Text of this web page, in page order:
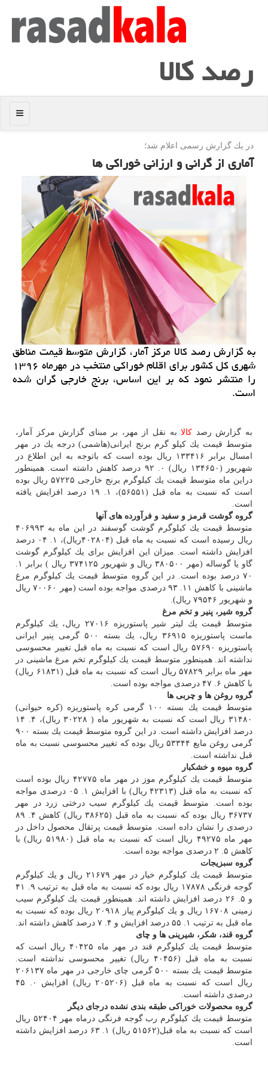
رصد كالا
منو
در یك گزارش رسمی اعلام شد؛
آماری از گرانی و ارزانی خوراكی ها
به گزارش رصد كالا مركز آمار، گزارش متوسط قیمت مناطق
شهری كل كشور برای اقلام خوراكی منتخب در مهرماه ۱۳۹۶
را منتشر نمود كه بر این اساس، برنج خارجی گران شده
است.
به گزارش رصد كالابه نقل از مهر، بر مبنای گزارش مركز آمار،
متوسط قیمت یك كیلو گرم برنج ایرانی(هاشمی) درجه یك در مهر
امسال برابر ۱۳۳۴۱۶ ریال بوده است كه باتوجه به این اطلاع در
شهریور (۱۳۴۶۵۰ ریال) ۰. ۹۲ درصد كاهش داشته است. همینطور
دراین ماه متوسط قیمت یك كیلوگرم برنج خارجی ۵۷۲۲۵ ریال بوده
است كه نسبت به ماه قبل (۵۶۵۵۱)، ۱. ۱۹ درصد افزایش یافته
است.
گروه گوشت قرمز و سفید و فرآورده های آنها
متوسط قیمت یك كیلوگرم گوشت گوسفند در این ماه به ۴۰۶۹۹۳
ریال رسیده است كه نسبت به ماه قبل (۴۰۲۸۰۴ریال)، ۱. ۰۴ درصد
افزایش داشته است. میزان این افزایش برای یك كیلوگرم گوشت
گاو یا گوساله (مهر ۳۸۰۵۰۰ ریال و شهریور ۳۷۴۱۲۵ ریال ) برابر ۱.
۷۰ درصد بوده است. در این گروه متوسط قیمت یك كیلوگرم مرغ
ماشینی با كاهش ۱۱. ۹۳ درصدی مواجه بوده است (مهر ۷۰۰۶۰ ریال
و شهریور ۷۹۵۴۶ ریال).
گروه شیر، پنیر و تخم مرغ
متوسط قیمت یك لیتر شیر پاستوریزه ۲۷۰۱۶ ریال، یك كیلوگرم
ماست پاستوریزه ۳۶۹۱۵ ریال، یك بسته ۵۰۰ گرمی پنیر ایرانی
پاستوریزه ۵۷۶۹۰ ریال است كه نسبت به ماه قبل تغییر محسوسی
نداشته اند. همینطور متوسط قیمت یك كیلوگرم تخم مرغ ماشینی در
مهر ماه برابر ۵۷۸۲۹ ریال است كه نسبت به ماه قبل (۶۱۸۳۱ ریال)
با كاهش ۶. ۴۷ درصدی مواجه بوده است.
گروه روغن ها و چربی ها
متوسط قیمت یك بسته ۱۰۰ گرمی كره پاستوریزه (كره حیوانی)
۳۱۴۸۰ ریال است كه نسبت به شهریور ماه ( ۳۰۲۲۸ ریال)، ۴. ۱۴
درصد افزایش داشته است. در این گروه متوسط قیمت یك بسته ۹۰۰
گرمی روغن مایع ۵۳۳۴۴ ریال بوده كه تغییر محسوسی نسبت به ماه
قبل نداشته است.
گروه میوه و خشكبار
متوسط قیمت یك كیلوگرم موز در مهر ماه ۴۲۷۷۵ ریال بوده است
كه نسبت به ماه قبل (۴۲۳۱۳ ریال) با افزایش ۱. ۰۵ درصدی مواجه
بوده است. متوسط قیمت یك كیلوگرم سیب درختی زرد در مهر
۳۶۷۳۷ ریال بوده كه نسبت به ماه قبل (۳۸۶۲۵ ریال) كاهش ۴. ۸۹
درصدی را نشان داده است. متوسط قیمت پرتقال محصول داخل در
مهر ماه ۴۹۲۷۵ ریال است كه نسبت به ماه قبل (۵۱۹۸۰ ریال) با
كاهش ۵. ۲ درصدی مواجه بوده است.
گروه سبزیجات
متوسط قیمت یك كیلوگرم خیار در مهر ۲۱۶۷۹ ریال و یك كیلوگرم
گوجه فرنگی ۱۷۸۷۸ ریال بوده كه نسبت به ماه قبل به ترتیب ۹. ۴۱
و ۵. ۲۶ درصد افزایش داشته اند. همینطور قیمت یك كیلوگرم سیب
زمینی ۱۶۷۰۸ ریال و یك كیلوگرم پیاز ۲۰۹۱۸ ریال بوده كه نسبت به
ماه قبل به ترتیب ۱. ۵۵ درصد افزایش و ۴. ۷ درصد كاهش داشته اند.
گروه قند، شكر، شیرینی ها و چای
متوسط قیمت یك كیلوگرم قند در مهر ماه ۴۰۴۲۵ ریال است كه
نسبت به ماه قبل (۴۰۴۵۶ ریال) تغییر محسوسی نداشته است.
متوسط قیمت یك بسته ۵۰۰ گرمی چای خارجی در مهر ماه ۲۰۶۱۳۷
ریال است كه نسبت به ماه قبل (۲۰۵۲۰۶ ریال) افزایش ۰. ۴۵
درصدی داشته است.
گروه محصولات خوراكی طبقه بندی نشده درجای دیگر
متوسط قیمت یك كیلوگرم رب گوجه فرنگی درماه مهر ۵۲۴۰۴ ریال
است كه نسبت به ماه قبل(۵۱۵۶۲ ریال) ۱. ۶۳ درصد افزایش داشته
است.